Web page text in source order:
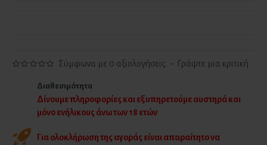
Σύμφωνα με 0 αξιολογήσεις. - Γράψτε μια κριτική
Διαθεσιμότητα
Δίνουμε πληροφορίες και εξυπηρετούμε αυστηρά και
μόνο ενήλικους άνω των 18 ετών
Για ολοκλήρωση της αγοράς είναι απαραίτητο να